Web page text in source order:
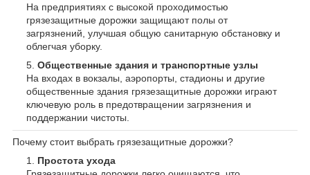
На предприятиях с высокой проходимостью
грязезащитные дорожки защищают полы от
загрязнений, улучшая общую санитарную обстановку и
облегчая уборку.
Общественные здания и транспортные узлы
На входах в вокзалы, аэропорты, стадионы и другие
общественные здания грязезащитные дорожки играют
ключевую роль в предотвращении загрязнения и
поддержании чистоты.
Почему стоит выбрать грязезащитные дорожки?
Простота ухода